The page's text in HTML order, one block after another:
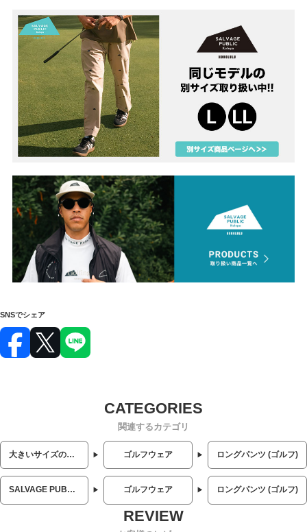
SNSでシェア
関連するカテゴリ
大きいサイズのメンズ服 ゴルフウェア ロングパンツ (ゴルフ)
SALVAGE PUBLIC Kolepa (サルベージ パブリックコレパ) ゴルフウェア ロングパンツ (ゴルフ)